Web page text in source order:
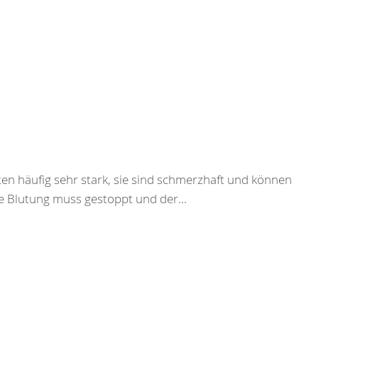
häufig sehr stark, sie sind schmerzhaft und können
Blutung muss gestoppt und der...